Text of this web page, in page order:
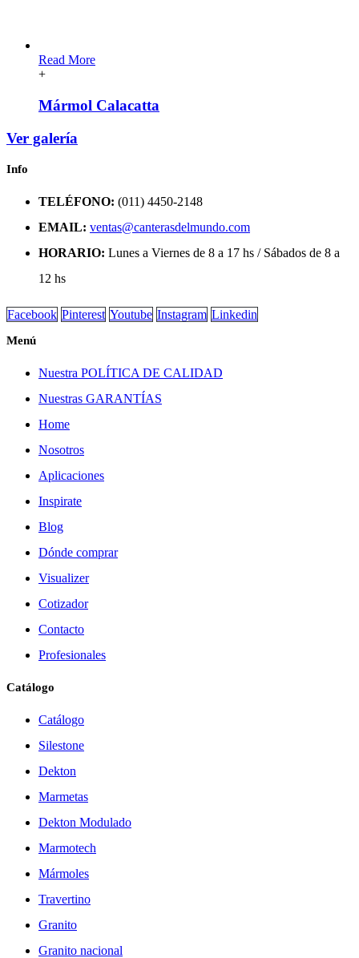
Read More
+
Mármol Calacatta
Ver galería
Info
TELÉFONO: (011) 4450-2148
EMAIL: ventas@canterasdelmundo.com
HORARIO: Lunes a Viernes de 8 a 17 hs / Sábados de 8 a
12 hs
Facebook Pinterest Youtube Instagram Linkedin
Menú
Nuestra POLÍTICA DE CALIDAD
Nuestras GARANTÍAS
Home
Nosotros
Aplicaciones
Inspirate
Blog
Dónde comprar
Visualizer
Cotizador
Contacto
Profesionales
Catálogo
Catálogo
Silestone
Dekton
Marmetas
Dekton Modulado
Marmotech
Mármoles
Travertino
Granito
Granito nacional